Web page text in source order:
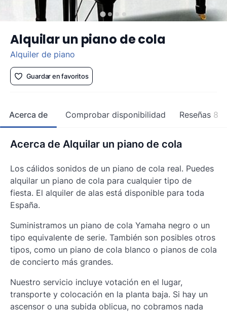
Alquilar un piano de cola
Alquiler de piano
Guardar en favoritos
Acerca de Comprobar disponibilidad Reseñas 8
Acerca de Alquilar un piano de cola
Los cálidos sonidos de un piano de cola real. Puedes
alquilar un piano de cola para cualquier tipo de
fiesta. El alquiler de alas está disponible para toda
España.
Suministramos un piano de cola Yamaha negro o un
tipo equivalente de serie. También son posibles otros
tipos, como un piano de cola blanco o pianos de cola
de concierto más grandes.
Nuestro servicio incluye votación en el lugar,
transporte y colocación en la planta baja. Si hay un
ascensor o una subida oblicua, no cobramos nada